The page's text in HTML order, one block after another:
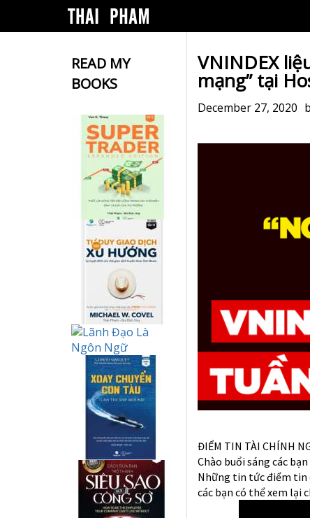
READ MY
BOOKS
VNINDEX
mạng” tại
December 27, 2020
ĐIỂM TIN TÀI CHÍNH
Chào buổi sáng các
Những tin tức điểm tin
các bạn có thể xem lại